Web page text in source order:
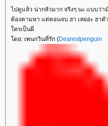
ไปดูแล้ว น่ากลัวมาก จริงๆ นะ แบบว่
ต้องตามหา แต่ตอนจบ ฮา เลยอ่ะ ฮาตั
ครเป็นผี
ดย: เพนกวินที่รัก (Dearestpenguin